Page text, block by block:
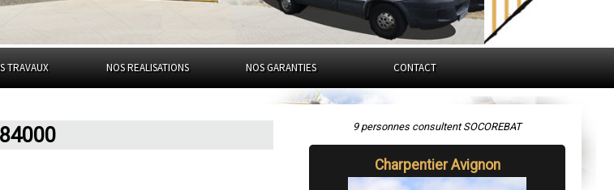
TRAVAUX NOS REALISATIONS NOS GARANTIES CONTACT
9 personnes consultent SOCOREBAT
Charpentier Avignon